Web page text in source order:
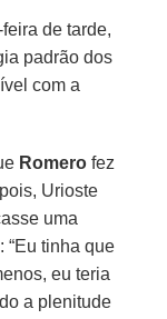
de tarde,
padrão dos
com a
Romero fez
Urioste
uma
“Eu tinha que
eu teria
a plenitude